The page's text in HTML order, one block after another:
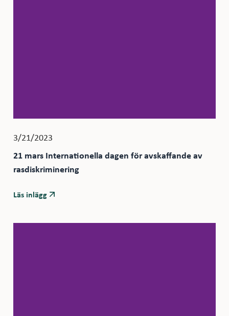
3/21/2023
21 mars Internationella dagen för avskaffande av
rasdiskriminering
Läs inlägg